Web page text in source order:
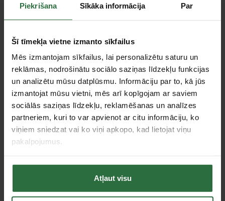
Piekrišana Sīkāka informācija Par
Šī tīmekļa vietne izmanto sīkfailus
Mēs izmantojam sīkfailus, lai personalizētu saturu un
reklāmas, nodrošinātu sociālo saziņas līdzekļu funkcijas
un analizētu mūsu datplūsmu. Informāciju par to, kā jūs
izmantojat mūsu vietni, mēs arī kopīgojam ar saviem
sociālās saziņas līdzekļu, reklamēšanas un analīzes
partneriem, kuri to var apvienot ar citu informāciju, ko
viņiem sniedzat vai ko viņi apkopo, kad lietojat viņu
pakalpojumus.
Atļaut visu
Specifikācija
Griešana
Īsa, taisna un ļoti maza rādiusa
griešana
Griešanas veids
Labais
Griežamais materiāls
Nerūsējošais tērauds
Metāla loksnes biezums (600
N/mm²)
1,2 mm
Asmens garums
Tie, kas apskatīja šo preci, tāpat interesējās par...